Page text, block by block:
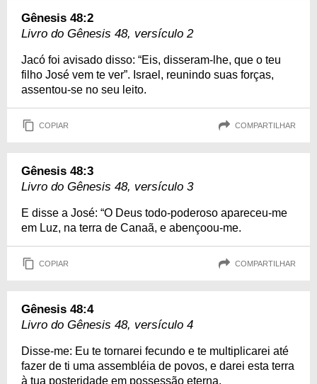
Gênesis 48:2
Livro do Gênesis 48, versículo 2
Jacó foi avisado disso: “Eis, disseram-lhe, que o teu
filho José vem te ver”. Israel, reunindo suas forças,
assentou-se no seu leito.
COPIAR COMPARTILHAR
Gênesis 48:3
Livro do Gênesis 48, versículo 3
E disse a José: “O Deus todo-poderoso apareceu-me
em Luz, na terra de Canaã, e abençoou-me.
COPIAR COMPARTILHAR
Gênesis 48:4
Livro do Gênesis 48, versículo 4
Disse-me: Eu te tornarei fecundo e te multiplicarei até
fazer de ti uma assembléia de povos, e darei esta terra
à tua posteridade em possessão eterna.